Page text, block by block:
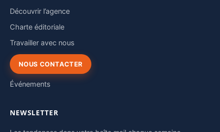
Découvrir l’agence
Charte éditoriale
Travailler avec nous
NOUS CONTACTER
Événements
NEWSLETTER